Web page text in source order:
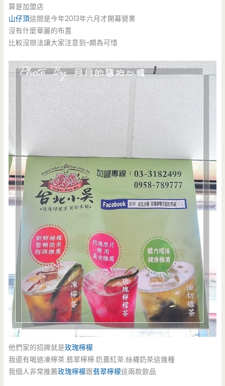
算是加盟店
山仔頂這間是今年2013年六月才開幕營業
沒有什麼華麗的布置
比較沒辦法讓大家注意到~頗為可惜
他們家的招牌就是玫瑰檸檬
我還有喝過凍檸茶.翡翠檸檸.奶蓋紅茶.絲襪奶茶這幾種
我個人非常推薦玫瑰檸檬跟翡翠檸檬這兩款飲品